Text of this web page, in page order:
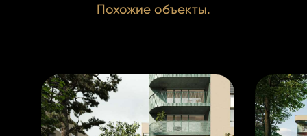
Похожие объекты.